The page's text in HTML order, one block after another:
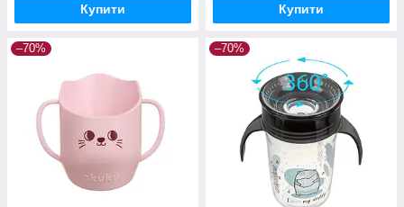
Купити Купити
–70% –70%